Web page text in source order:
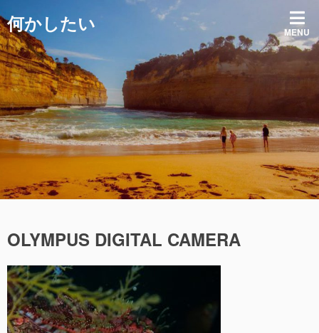
ン
テ
ン
ツ
へ
ス
キ
ッ
プ
何かしたい MENU
OLYMPUS DIGITAL CAMERA